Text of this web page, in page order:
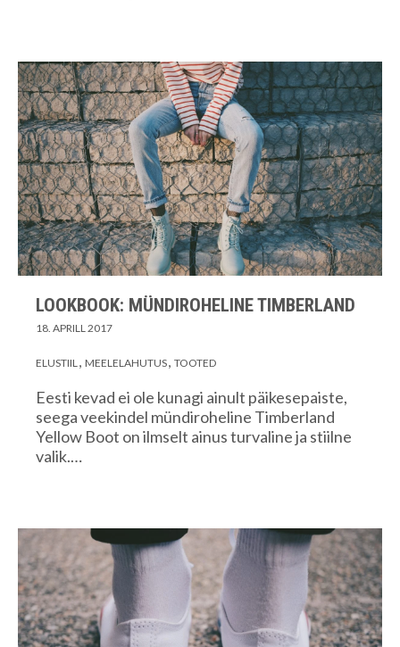
LOOKBOOK: MÜNDIROHELINE TIMBERLAND
18. APRILL 2017
ELUSTIIL MEELELAHUTUS TOOTED
Eesti kevad ei ole kunagi ainult päikesepaiste,
seega veekindel mündiroheline Timberland
Yellow Boot on ilmselt ainus turvaline ja stiilne
valik.…